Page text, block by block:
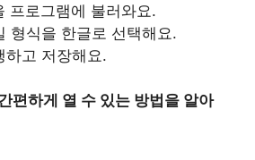
프로그램에 불러와요.
형식을 한글로 선택해요.
하고 저장해요.
편하게 열 수 있는 방법을 알아